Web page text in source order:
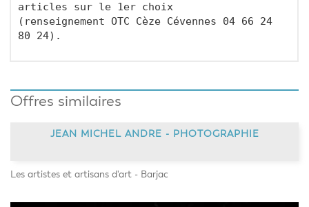
articles sur le 1er choix
(renseignement OTC Cèze Cévennes 04 66 24
80 24).
Offres similaires
JEAN MICHEL ANDRE - PHOTOGRAPHIE
Les artistes et artisans d'art - Barjac